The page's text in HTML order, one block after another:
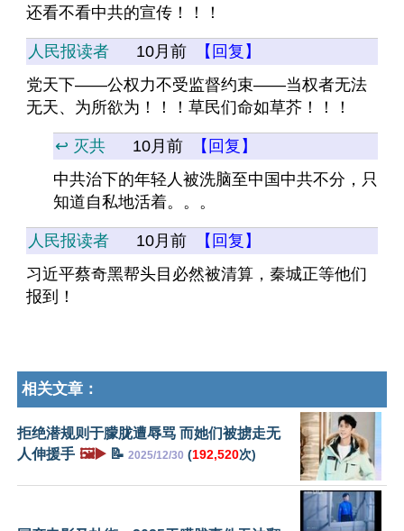
还看不看中共的宣传！！！
人民报读者 10月前
【回复】
党天下——公权力不受监督约束——当权者无法
无天、为所欲为！！！草民们命如草芥！！！
↩️ 灭共 10月前
【回复】
中共治下的年轻人被洗脑至中国中共不分，只
知道自私地活着。。。
人民报读者 10月前
【回复】
习近平蔡奇黑帮头目必然被清算，秦城正等他们
报到！
相关文章：
拒绝潜规则于朦胧遭辱骂 而她们被掳走无
人伸援手 🖼️▶️ 📝 2025/12/30 (192,520次)